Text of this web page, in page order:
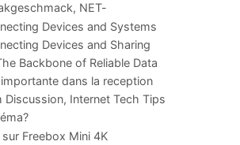
NET-
im
Devices and Systems
Devices and Sharing
Backbone of Reliable Data
dans la reception
Discussion, Internet Tech Tips
Freebox Mini 4K